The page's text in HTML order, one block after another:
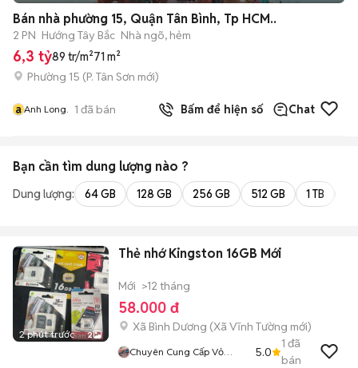
Bán nhà phường 15, Quận Tân Bình, Tp HCM..
2 PN Hướng Tây Bắc Nhà ngõ, hẻm
6,3 tỷ89 tr/m²71 m²
Phường 15 (P. Tân Sơn mới)
a Anh Long. 1 đã bán Bấm để hiện số Chat
Bạn cần tìm dung lượng nào ?
Dung lượng: 64 GB 128 GB 256 GB 512 GB 1 TB
2 phút trước 2
Thẻ nhớ Kingston 16GB Mới
Mới >12 tháng
58.000 đ
Xã Bình Dương (Xã Vĩnh Tường mới)
Chuyên Cung Cấp Vỏ
5.0
1 đã
bán